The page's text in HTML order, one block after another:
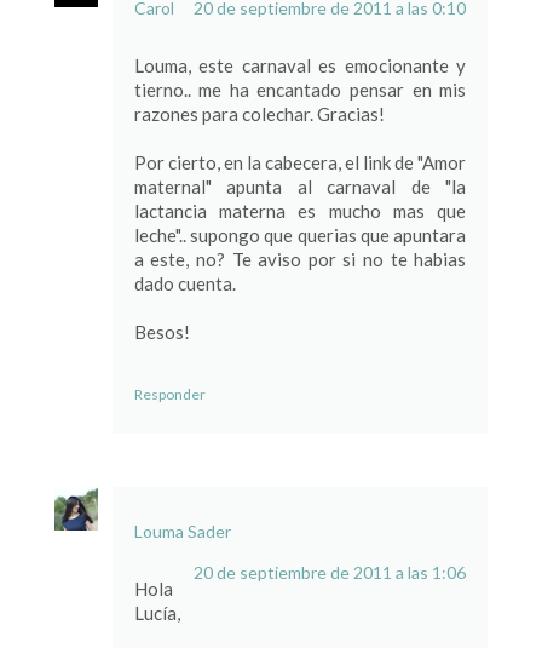
Carol 20 de septiembre de 2011 a las 0:10
Louma, este carnaval es emocionante y
tierno.. me ha encantado pensar en mis
razones para colechar. Gracias!
Por cierto, en la cabecera, el link de "Amor
maternal" apunta al carnaval de "la
lactancia materna es mucho mas que
leche".. supongo que querias que apuntara
a este, no? Te aviso por si no te habias
dado cuenta.
Besos!
Responder
Louma Sader
20 de septiembre de 2011 a las 1:06
Hola
Lucía,